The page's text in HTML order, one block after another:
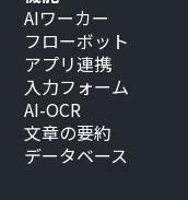
AIワーカー
フローボット
アプリ連携
入力フォーム
AI-OCR
文章の要約
データベース